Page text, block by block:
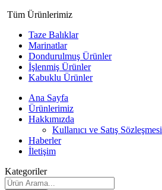
Tüm Ürünlerimiz
Taze Balıklar
Marinatlar
Dondurulmuş Ürünler
İşlenmiş Ürünler
Kabuklu Ürünler
Ana Sayfa
Ürünlerimiz
Hakkımızda
Kullanıcı ve Satış Sözleşmesi
Haberler
İletişim
Kategoriler